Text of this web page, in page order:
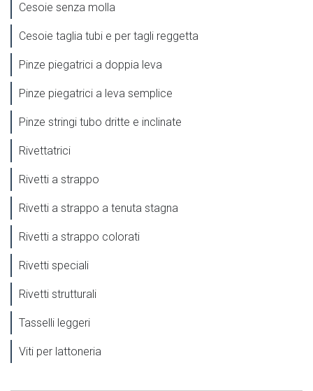
Cesoie senza molla
Cesoie taglia tubi e per tagli reggetta
Pinze piegatrici a doppia leva
Pinze piegatrici a leva semplice
Pinze stringi tubo dritte e inclinate
Rivettatrici
Rivetti a strappo
Rivetti a strappo a tenuta stagna
Rivetti a strappo colorati
Rivetti speciali
Rivetti strutturali
Tasselli leggeri
Viti per lattoneria